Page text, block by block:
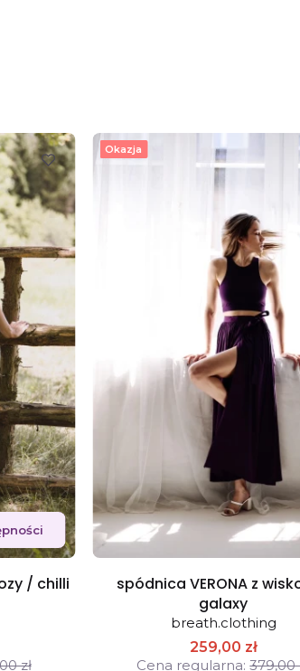
/ chilli
zł
Okazja
spódnica VERONA z
galaxy
breath.clothing
259,00 zł
Cena regularna: 379,00